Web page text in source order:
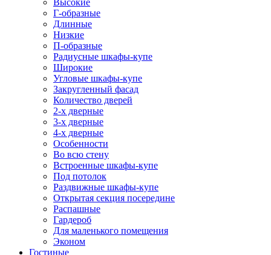
Высокие
Г-образные
Длинные
Низкие
П-образные
Радиусные шкафы-купе
Широкие
Угловые шкафы-купе
Закругленный фасад
Количество дверей
2-х дверные
3-х дверные
4-х дверные
Особенности
Во всю стену
Встроенные шкафы-купе
Под потолок
Раздвижные шкафы-купе
Открытая секция посередине
Распашные
Гардероб
Для маленького помещения
Эконом
Гостиные